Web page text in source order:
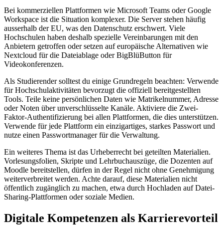
Bei kommerziellen Plattformen wie Microsoft Teams oder Google
Workspace ist die Situation komplexer. Die Server stehen häufig
ausserhalb der EU, was den Datenschutz erschwert. Viele
Hochschulen haben deshalb spezielle Vereinbarungen mit den
Anbietern getroffen oder setzen auf europäische Alternativen wie
Nextcloud für die Dateiablage oder BigBlüButton für
Videokonferenzen.
Als Studierender solltest du einige Grundregeln beachten: Verwende
für Hochschulaktivitäten bevorzugt die offiziell bereitgestellten
Tools. Teile keine persönlichen Daten wie Matrikelnummer, Adresse
oder Noten über unverschlüsselte Kanäle. Aktiviere die Zwei-
Faktor-Authentifizierung bei allen Plattformen, die dies unterstützen.
Verwende für jede Plattform ein einzigartiges, starkes Passwort und
nutze einen Passwortmanager für die Verwaltung.
Ein weiteres Thema ist das Urheberrecht bei geteilten Materialien.
Vorlesungsfolien, Skripte und Lehrbuchauszüge, die Dozenten auf
Moodle bereitstellen, dürfen in der Regel nicht ohne Genehmigung
weiterverbreitet werden. Achte darauf, diese Materialien nicht
öffentlich zugänglich zu machen, etwa durch Hochladen auf Datei-
Sharing-Plattformen oder soziale Medien.
Digitale Kompetenzen als Karrierevorteil